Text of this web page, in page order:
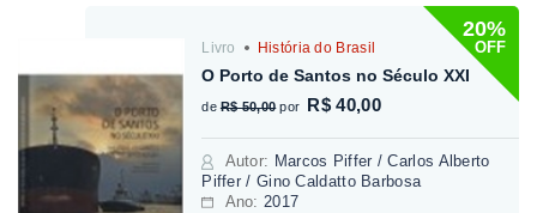
20%
OFF
Livro História do Brasil
O Porto de Santos no Século XXI
de R$ 50,00 por R$ 40,00
Autor: Marcos Piffer / Carlos Alberto
Piffer / Gino Caldatto Barbosa
Ano: 2017